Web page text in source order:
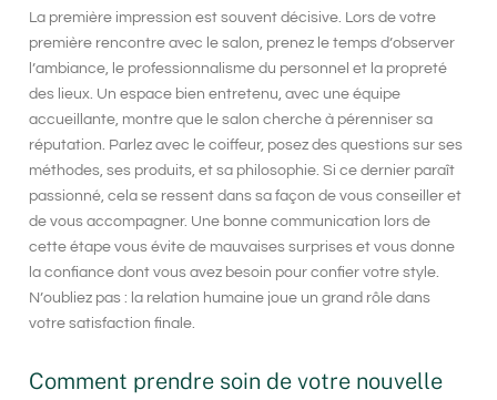
La première impression est souvent décisive. Lors de votre
première rencontre avec le salon, prenez le temps d’observer
l’ambiance, le professionnalisme du personnel et la propreté
des lieux. Un espace bien entretenu, avec une équipe
accueillante, montre que le salon cherche à pérenniser sa
réputation. Parlez avec le coiffeur, posez des questions sur ses
méthodes, ses produits, et sa philosophie. Si ce dernier paraît
passionné, cela se ressent dans sa façon de vous conseiller et
de vous accompagner. Une bonne communication lors de
cette étape vous évite de mauvaises surprises et vous donne
la confiance dont vous avez besoin pour confier votre style.
N’oubliez pas : la relation humaine joue un grand rôle dans
votre satisfaction finale.
Comment prendre soin de votre nouvelle